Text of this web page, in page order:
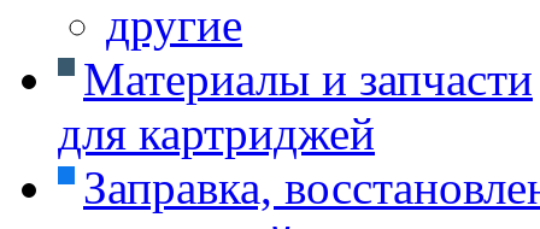
другие
Материалы и запчасти
для картриджей
Заправка,